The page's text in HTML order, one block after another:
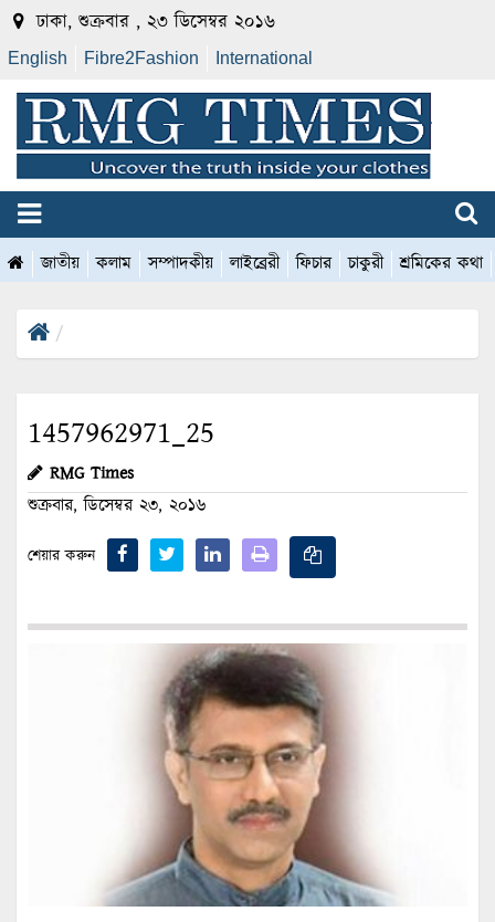
ঢাকা, শুক্রবার , ২৩ ডিসেম্বর ২০১৬
English Fibre2Fashion International
জাতীয় কলাম সম্পাদকীয় লাইব্রেরী ফিচার চাকুরী শ্রমিকের কথা
1457962971_25
RMG Times
শুক্রবার, ডিসেম্বর ২৩, ২০১৬
শেয়ার করুন